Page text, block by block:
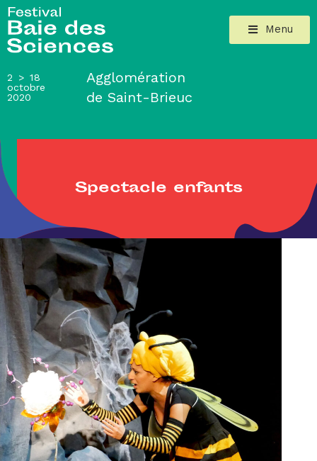
2 > 18
octobre
2020
Agglomération
de Saint-Brieuc
Menu
Spectacle enfants